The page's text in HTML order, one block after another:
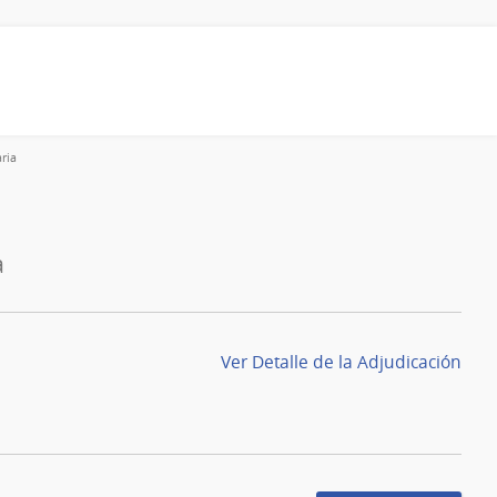
Ver Detalle de la Adjudicación